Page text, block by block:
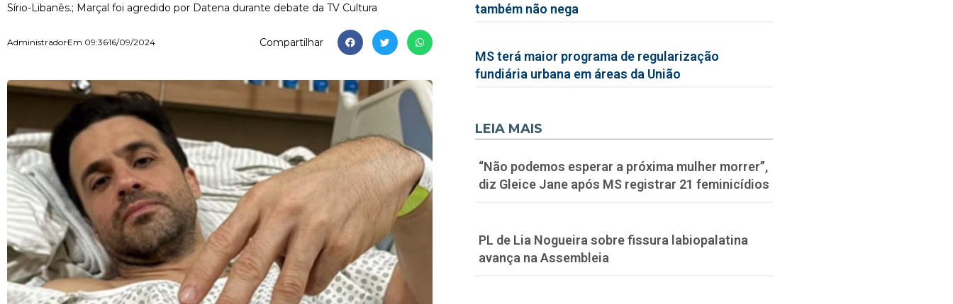
Sírio-Libanês.; Marçal foi agredido por Datena durante debate da TV Cultura
AdministradorEm 09:3616/09/2024 Compartilhar
também não nega
MS terá maior programa de regularização
fundiária urbana em áreas da União
LEIA MAIS
“Não podemos esperar a próxima mulher morrer”,
diz Gleice Jane após MS registrar 21 feminicídios
PL de Lia Nogueira sobre fissura labiopalatina
avança na Assembleia